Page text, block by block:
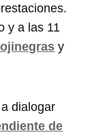
y a las 11
y
dialogar
de